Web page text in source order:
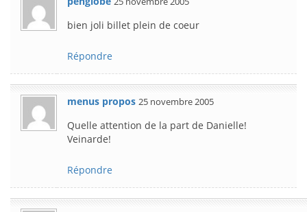
bien joli billet plein de coeur
Répondre
menus propos 25 novembre 2005
Quelle attention de la part de Danielle!
Veinarde!
Répondre